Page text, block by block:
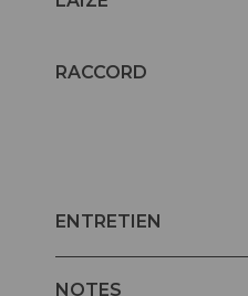
RACCORD
ENTRETIEN
NOTES